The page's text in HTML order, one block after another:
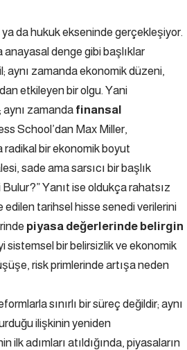
da hukuk ekseninde gerçekleşiyor.
anayasal denge gibi başlıklar
aynı zamanda ekonomik düzeni,
etkileyen bir olgu. Yani
aynı zamanda finansal
School’dan Max Miller,
bir ekonomik boyut
sade ama sarsıcı bir başlık
Yanıt ise oldukça rahatsız
edilen tarihsel hisse senedi verilerini
piyasa değerlerinde belirgin
sistemsel bir belirsizlik ve ekonomik
risk primlerinde artışa neden
sınırlı bir süreç değildir; aynı
ilişkinin yeniden
ilk adımları atıldığında, piyasaların